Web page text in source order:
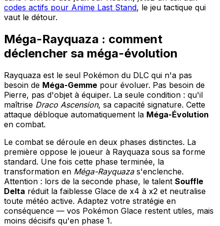
codes actifs pour Anime Last Stand, le jeu tactique qui
vaut le détour.
Méga-Rayquaza : comment
déclencher sa méga-évolution
Rayquaza est le seul Pokémon du DLC qui n'a pas
besoin de Méga-Gemme pour évoluer. Pas besoin de
Pierre, pas d'objet à équiper. La seule condition : qu'il
maîtrise Draco Ascension, sa capacité signature. Cette
attaque débloque automatiquement la Méga-Évolution
en combat.
Le combat se déroule en deux phases distinctes. La
première oppose le joueur à Rayquaza sous sa forme
standard. Une fois cette phase terminée, la
transformation en Méga-Rayquazas'enclenche.
Attention : lors de la seconde phase, le talent Souffle
Delta réduit la faiblesse Glace de x4 à x2 et neutralise
toute météo active. Adaptez votre stratégie en
conséquence — vos Pokémon Glace restent utiles, mais
moins décisifs qu'en phase 1.